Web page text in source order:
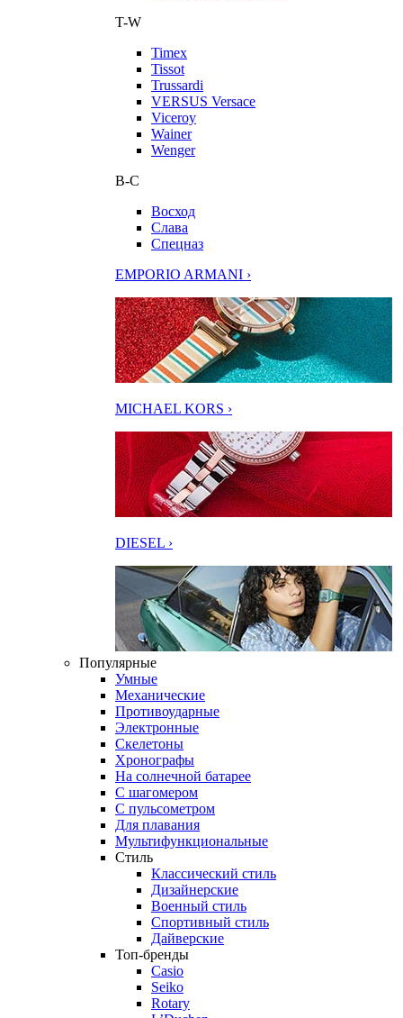
T-W
Timex
Tissot
Trussardi
VERSUS Versace
Viceroy
Wainer
Wenger
В-С
Восход
Слава
Спецназ
EMPORIO ARMANI ›
MICHAEL KORS ›
DIESEL ›
Популярные
Умные
Механические
Противоударные
Электронные
Скелетоны
Хронографы
На солнечной батарее
С шагомером
С пульсометром
Для плавания
Мультифункциональные
Стиль
Классический стиль
Дизайнерские
Военный стиль
Спортивный стиль
Дайверские
Топ-бренды
Casio
Seiko
Rotary